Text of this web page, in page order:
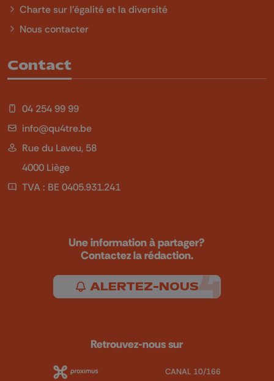
Charte sur l'égalité et la diversité
Nous contacter
Contact
04 254 99 99
info@qu4tre.be
Rue du Laveu, 58
4000 Liège
TVA : BE 0405.931.241
Une information à partager?
Contactez la rédaction.
ALERTEZ-NOUS
Retrouvez-nous sur
CANAL 10/166